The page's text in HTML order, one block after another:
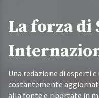
La forza di
Una redazione di esperti
costantemente
alla fonte e riportate in